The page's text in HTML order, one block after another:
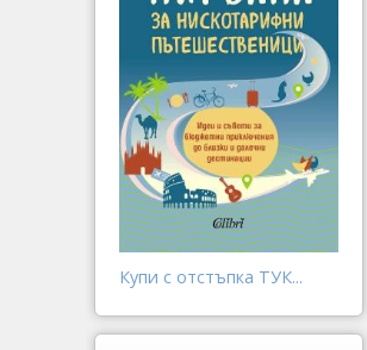
Купи с отстъпка ТУК...